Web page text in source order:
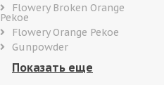
Flowery Broken Orange
Pekoe
Flowery Orange Pekoe
Gunpowder